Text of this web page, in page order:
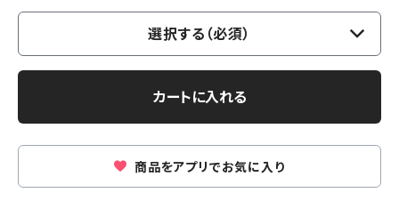
選択する（必須）
カートに入れる
商品をアプリでお気に入り